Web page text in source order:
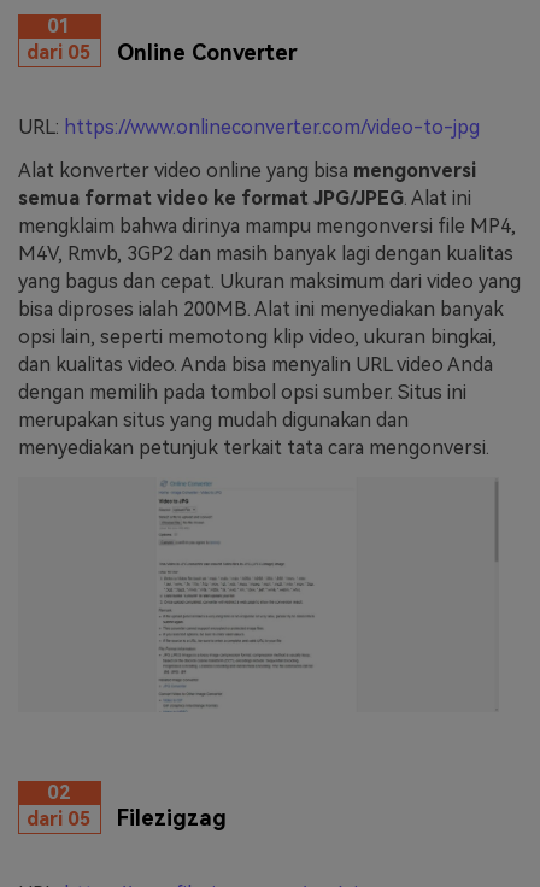
01
dari 05
Online Converter
URL: https://www.onlineconverter.com/video-to-jpg
Alat konverter video online yang bisa mengonversi
semua format video ke format JPG/JPEG. Alat ini
mengklaim bahwa dirinya mampu mengonversi file MP4,
M4V, Rmvb, 3GP2 dan masih banyak lagi dengan kualitas
yang bagus dan cepat. Ukuran maksimum dari video yang
bisa diproses ialah 200MB. Alat ini menyediakan banyak
opsi lain, seperti memotong klip video, ukuran bingkai,
dan kualitas video. Anda bisa menyalin URL video Anda
dengan memilih pada tombol opsi sumber. Situs ini
merupakan situs yang mudah digunakan dan
menyediakan petunjuk terkait tata cara mengonversi.
02
dari 05
Filezigzag